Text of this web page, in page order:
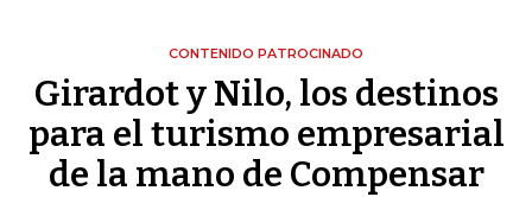
CONTENIDO PATROCINADO
Girardot y Nilo, los destinos
para el turismo empresarial
de la mano de Compensar